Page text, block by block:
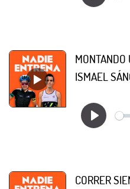
MONTANDO
ISMAEL
CORRER